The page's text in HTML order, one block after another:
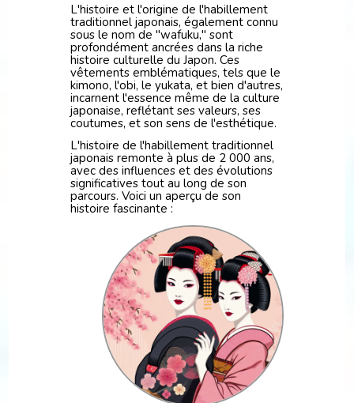
L'histoire et l'origine de l'habillement
traditionnel japonais, également connu
sous le nom de "wafuku," sont
profondément ancrées dans la riche
histoire culturelle du Japon. Ces
vêtements emblématiques, tels que le
kimono, l'obi, le yukata, et bien d'autres,
incarnent l'essence même de la culture
japonaise, reflétant ses valeurs, ses
coutumes, et son sens de l'esthétique.
L'histoire de l'habillement traditionnel
japonais remonte à plus de 2 000 ans,
avec des influences et des évolutions
significatives tout au long de son
parcours. Voici un aperçu de son
histoire fascinante :